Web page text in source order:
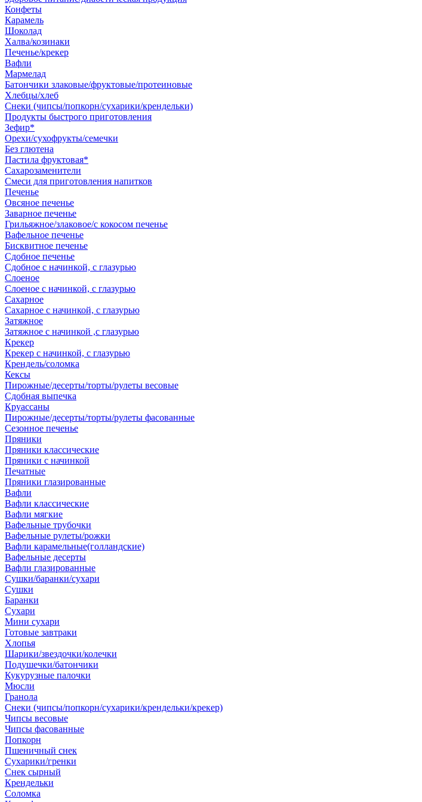
Конфеты
Карамель
Шоколад
Халва/козинаки
Печенье/крекер
Вафли
Мармелад
Батончики злаковые/фруктовые/протеиновые
Хлебцы/хлеб
Снеки (чипсы/попкорн/сухарики/крендельки)
Продукты быстрого приготовления
Зефир*
Орехи/сухофрукты/семечки
Без глютена
Пастила фруктовая*
Сахарозаменители
Смеси для приготовления напитков
Печенье
Овсяное печенье
Заварное печенье
Грильяжное/злаковое/с кокосом печенье
Вафельное печенье
Бисквитное печенье
Сдобное печенье
Сдобное с начинкой, с глазурью
Слоеное
Слоеное с начинкой, с глазурью
Сахарное
Сахарное с начинкой, с глазурью
Затяжное
Затяжное с начинкой ,с глазурью
Крекер
Крекер с начинкой, с глазурью
Крендель/соломка
Кексы
Пирожные/десерты/торты/рулеты весовые
Сдобная выпечка
Круассаны
Пирожные/десерты/торты/рулеты фасованные
Сезонное печенье
Пряники
Пряники классические
Пряники с начинкой
Печатные
Пряники глазированные
Вафли
Вафли классические
Вафли мягкие
Вафельные трубочки
Вафельные рулеты/рожки
Вафли карамельные(голландские)
Вафельные десерты
Вафли глазированные
Сушки/баранки/сухари
Сушки
Баранки
Сухари
Мини сухари
Готовые завтраки
Хлопья
Шарики/звездочки/колечки
Подушечки/батончики
Кукурузные палочки
Мюсли
Гранола
Снеки (чипсы/попкорн/сухарики/крендельки/крекер)
Чипсы весовые
Чипсы фасованные
Попкорн
Пшеничный снек
Сухарики/гренки
Снек сырный
Крендельки
Соломка